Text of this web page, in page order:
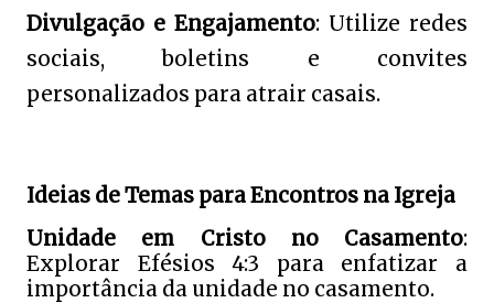
Divulgação e Engajamento: Utilize redes
sociais, boletins e convites
personalizados para atrair casais.
Ideias de Temas para Encontros na Igreja
Unidade em Cristo no Casamento:
Explorar Efésios 4:3 para enfatizar a
importância da unidade no casamento.